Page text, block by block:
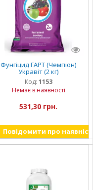
Фунгіцид ГАРТ (Чемпіон)
Укравіт (2 кг)
Код: 1153
Немає в наявності
531,30 грн.
Повідомити про